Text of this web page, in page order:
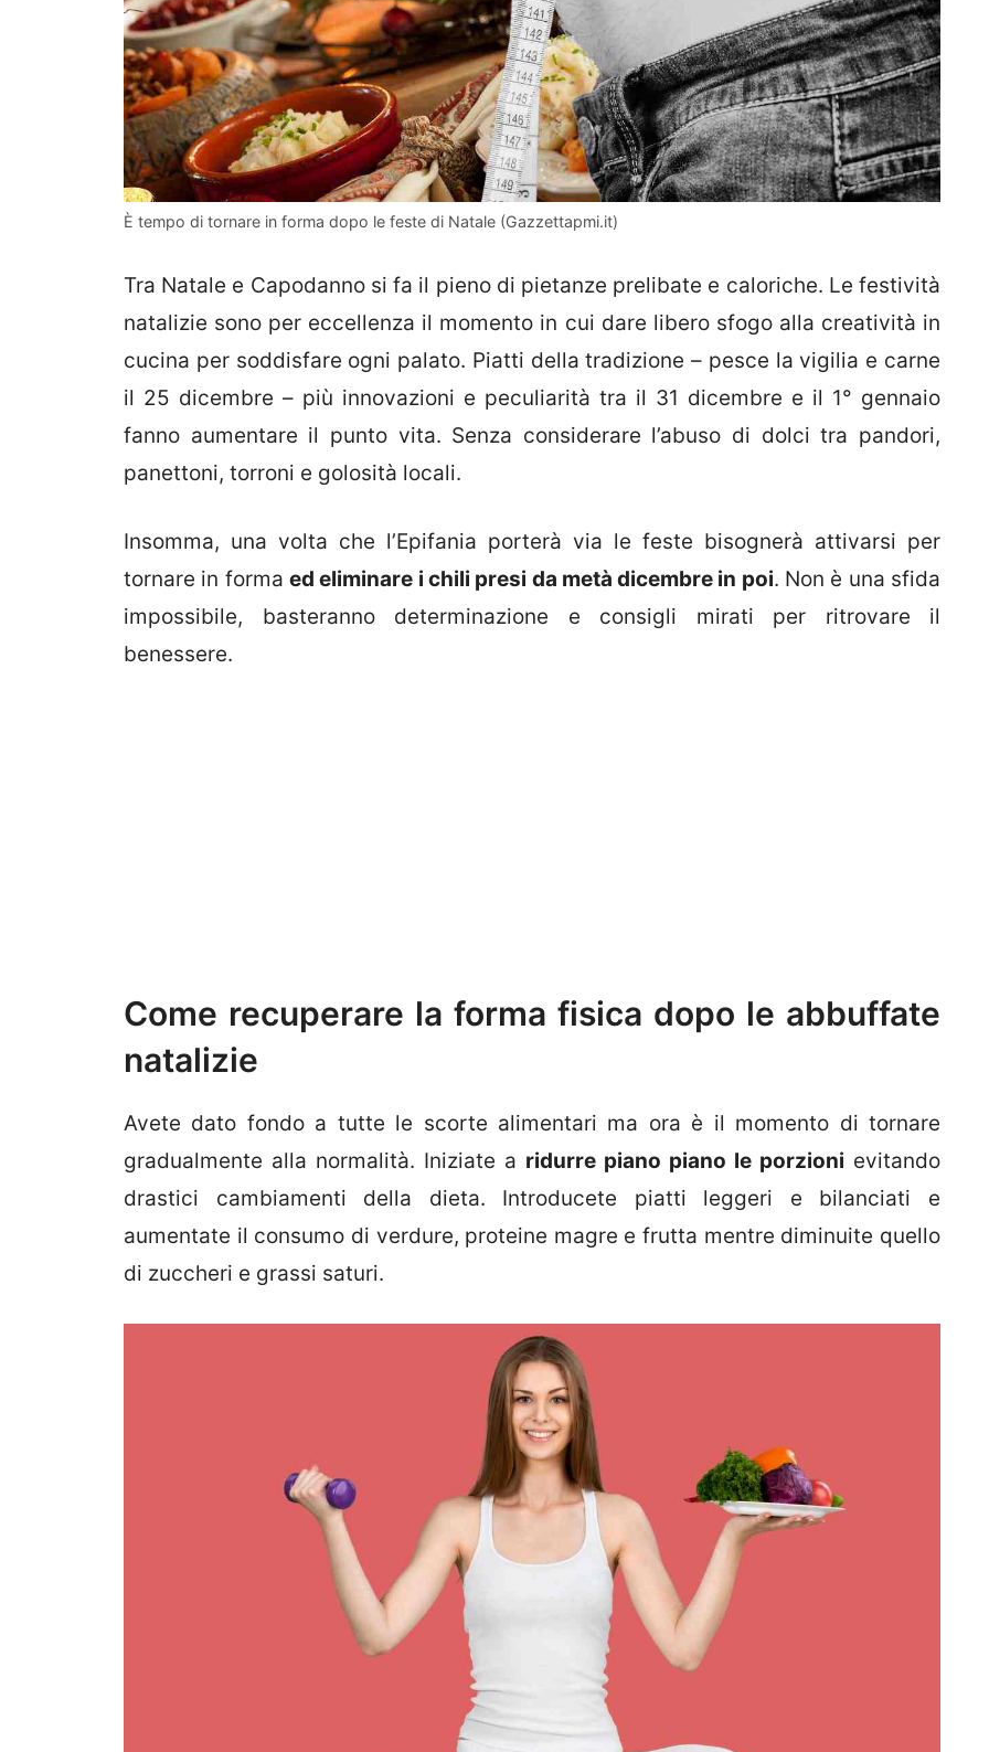
È tempo di tornare in forma dopo le feste di Natale (Gazzettapmi.it)
Tra Natale e Capodanno si fa il pieno di pietanze prelibate e caloriche. Le festività
natalizie sono per eccellenza il momento in cui dare libero sfogo alla creatività in
cucina per soddisfare ogni palato. Piatti della tradizione – pesce la vigilia e carne
il 25 dicembre – più innovazioni e peculiarità tra il 31 dicembre e il 1° gennaio
fanno aumentare il punto vita. Senza considerare l’abuso di dolci tra pandori,
panettoni, torroni e golosità locali.
Insomma, una volta che l’Epifania porterà via le feste bisognerà attivarsi per
tornare in forma ed eliminare i chili presi da metà dicembre in poi. Non è una sfida
impossibile, basteranno determinazione e consigli mirati per ritrovare il
benessere.
Come recuperare la forma fisica dopo le abbuffate
natalizie
Avete dato fondo a tutte le scorte alimentari ma ora è il momento di tornare
gradualmente alla normalità. Iniziate a ridurre piano piano le porzioni evitando
drastici cambiamenti della dieta. Introducete piatti leggeri e bilanciati e
aumentate il consumo di verdure, proteine magre e frutta mentre diminuite quello
di zuccheri e grassi saturi.